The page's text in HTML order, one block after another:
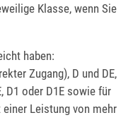
Klasse, wenn Sie
haben:
Zugang), D und DE,
D1 oder D1E sowie für
Leistung von mehr